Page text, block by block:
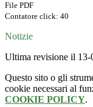
File PDF
Contatore click: 40
Notizie
Ultima revisione il 13-
Questo sito o gli
cookie necessari al
COOKIE POLICY.